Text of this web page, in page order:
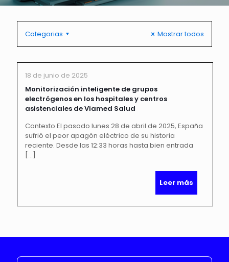
Categorias Mostrar todos
18 de junio de 2025
Monitorización inteligente de grupos
electrógenos en los hospitales y centros
asistenciales de Viamed Salud
Contexto El pasado lunes 28 de abril de 2025, España
sufrió el peor apagón eléctrico de su historia
reciente. Desde las 12:33 horas hasta bien entrada
[…]
Leer más